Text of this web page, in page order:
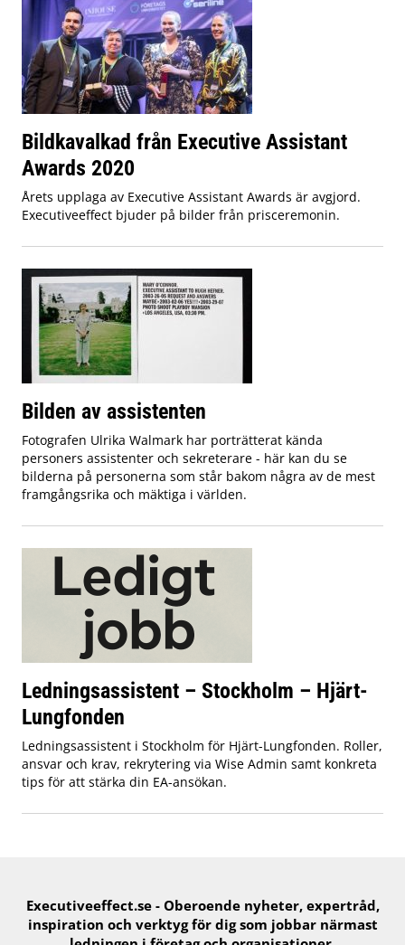
Bildkavalkad från Executive Assistant
Awards 2020
Årets upplaga av Executive Assistant Awards är avgjord.
Executiveeffect bjuder på bilder från prisceremonin.
Bilden av assistenten
Fotografen Ulrika Walmark har porträtterat kända
personers assistenter och sekreterare - här kan du se
bilderna på personerna som står bakom några av de mest
framgångsrika och mäktiga i världen.
Ledningsassistent – Stockholm – Hjärt-
Lungfonden
Ledningsassistent i Stockholm för Hjärt-Lungfonden. Roller,
ansvar och krav, rekrytering via Wise Admin samt konkreta
tips för att stärka din EA-ansökan.
Executiveeffect.se - Oberoende nyheter, expertråd,
inspiration och verktyg för ​dig​ som jobbar närmast